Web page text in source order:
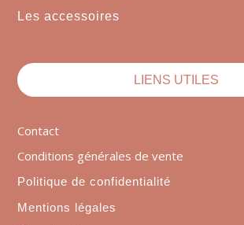
Les accessoires
LIENS UTILES
Contact
Conditions générales de vente
Politique de confidentialité
Mentions légales